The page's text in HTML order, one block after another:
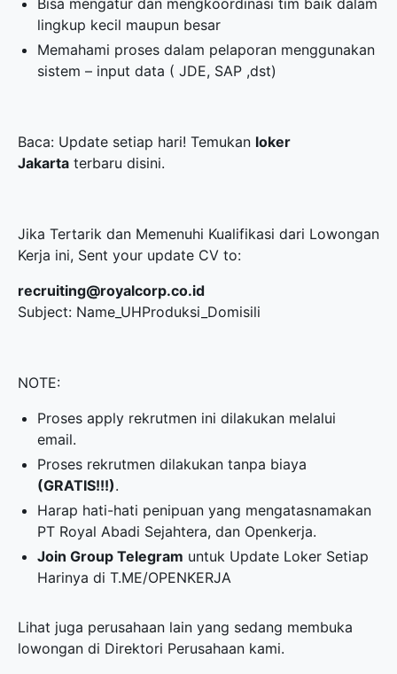
Bisa mengatur dan mengkoordinasi tim baik dalam
lingkup kecil maupun besar
Memahami proses dalam pelaporan menggunakan
sistem – input data ( JDE, SAP ,dst)
Baca: Update setiap hari! Temukan loker
Jakarta terbaru disini.
Jika Tertarik dan Memenuhi Kualifikasi dari Lowongan
Kerja ini, Sent your update CV to:
recruiting@royalcorp.co.id
Subject: Name_UHProduksi_Domisili
NOTE:
Proses apply rekrutmen ini dilakukan melalui
email.
Proses rekrutmen dilakukan tanpa biaya
(GRATIS!!!).
Harap hati-hati penipuan yang mengatasnamakan
PT Royal Abadi Sejahtera, dan Openkerja.
Join Group Telegram untuk Update Loker Setiap
Harinya diT.ME/OPENKERJA
Lihat juga perusahaan lain yang sedang membuka
lowongan di Direktori Perusahaan kami.